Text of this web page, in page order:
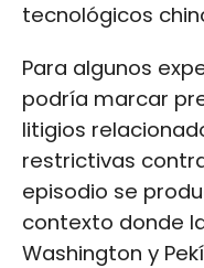
tecnológicos
Para algunos
podría marcar
litigios
restrictivas
episodio se
contexto donde
Washington y